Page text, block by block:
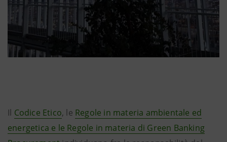
Il Codice Etico, le Regole in materia ambientale ed
energetica e le Regole in materia di Green Banking